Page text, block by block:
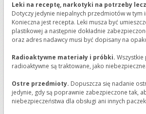
Leki na receptę, narkotyki na potrzeby
Dotyczy jedynie niepalnych przedmiotów w tym
Konieczna jest recepta. Leki musza być
plastikowej a następnie dokładnie
oraz adres nadawcy musi być dopisany na
Radioaktywne materiały i próbki.
radioaktywne są traktowane, jako niebezpieczne.
Ostre przedmioty. Dopuszcza się nadanie
jedynie, gdy są poprawnie zabezpieczone tak,
niebezpieczeństwa dla obsługi ani innych